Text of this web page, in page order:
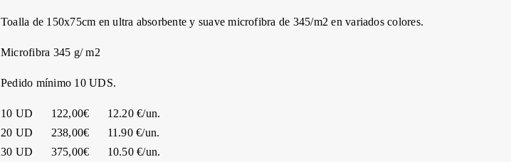
Toalla de 150x75cm en ultra absorbente y suave microfibra de 345/m2 en variados colores.
Microfibra 345 g/ m2
Pedido mínimo 10 UDS.
10 UD 122,00€ 12.20 €/un.
20 UD 238,00€ 11.90 €/un.
30 UD 375,00€ 10.50 €/un.